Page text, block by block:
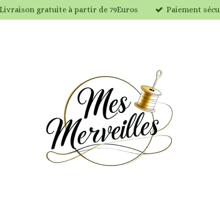
Livraison gratuite à partir de 79Euros Paiement